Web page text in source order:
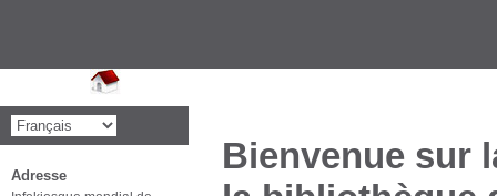
Bienvenue sur
Adresse